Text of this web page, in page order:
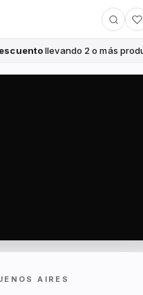
llevando 2 o más
AIRES